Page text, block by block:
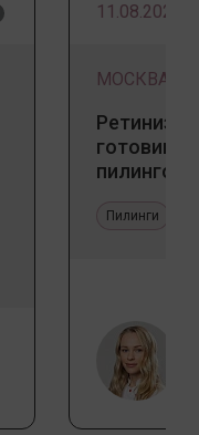
11.08.2026
МОСКВА
готовим
пилингов
Пилинги